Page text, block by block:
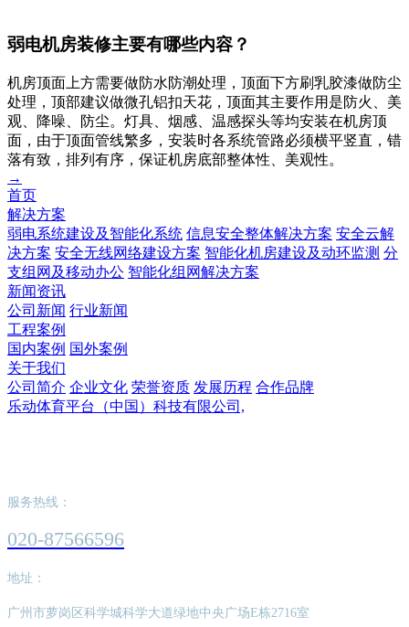
弱电机房装修主要有哪些内容？
机房顶面上方需要做防水防潮处理，顶面下方刷乳胶漆做防尘
处理，顶部建议做微孔铝扣天花，顶面其主要作用是防火、美
观、降噪、防尘。灯具、烟感、温感探头等均安装在机房顶
面，由于顶面管线繁多，安装时各系统管路必须横平竖直，错
落有致，排列有序，保证机房底部整体性、美观性。
→
首页
解决方案
弱电系统建设及智能化系统 信息安全整体解决方案 安全云解
决方案 安全无线网络建设方案 智能化机房建设及动环监测 分
支组网及移动办公 智能化组网解决方案
新闻资讯
公司新闻 行业新闻
工程案例
国内案例 国外案例
关于我们
公司简介 企业文化 荣誉资质 发展历程 合作品牌
乐动体育平台（中国）科技有限公司,
服务热线：
020-87566596
地址：
广州市萝岗区科学城科学大道绿地中央广场E栋2716室